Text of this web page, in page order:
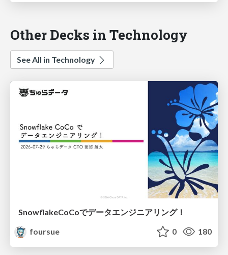
Other Decks in Technology
See All in Technology
SnowflakeCoCoでデータエンジニアリング！
foursue
0 180